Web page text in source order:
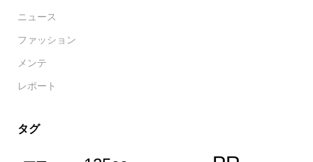
ニュース
ファッション
メンテ
レポート
タグ